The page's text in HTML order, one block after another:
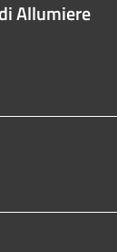
Allumiere